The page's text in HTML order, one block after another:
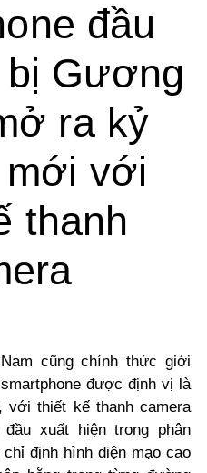
đầu
Gương
ra kỷ
mới với
thanh
cũng chính thức giới
được định vị là
với thiết kế thanh camera
xuất hiện trong phân
định hình diện mạo cao